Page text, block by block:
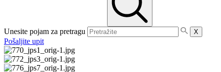
Unesite pojam za pretragu X
Pošaljite upit